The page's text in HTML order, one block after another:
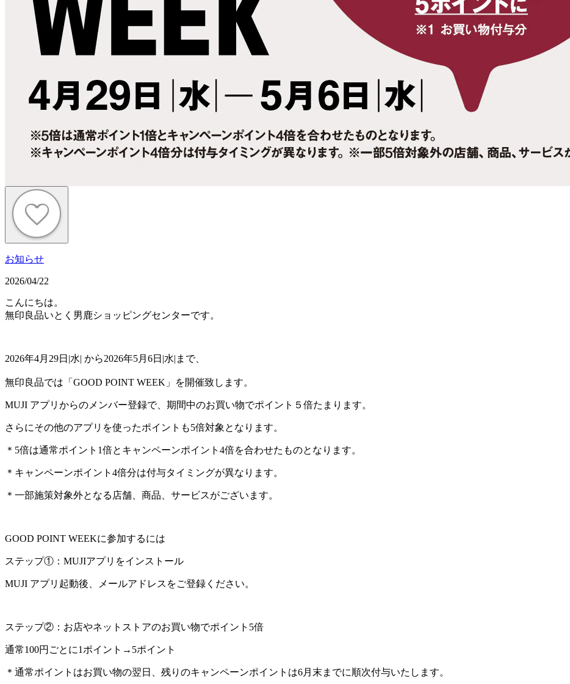
お知らせ
2026/04/22
こんにちは。
無印良品いとく男鹿ショッピングセンターです。
2026年4月29日|水| から2026年5月6日|水|まで、
無印良品では「GOOD POINT WEEK」を開催致します。
MUJI アプリからのメンバー登録で、期間中のお買い物でポイント５倍たまります。
さらにその他のアプリを使ったポイントも5倍対象となります。
＊5倍は通常ポイント1倍とキャンペーンポイント4倍を合わせたものとなります。
＊キャンペーンポイント4倍分は付与タイミングが異なります。
＊一部施策対象外となる店舗、商品、サービスがございます。
GOOD POINT WEEKに参加するには
ステップ①：MUJIアプリをインストール
MUJI アプリ起動後、メールアドレスをご登録ください。
ステップ②：お店やネットストアのお買い物でポイント5倍
通常100円ごとに1ポイント→5ポイント
＊通常ポイントはお買い物の翌日、残りのキャンペーンポイントは6月末までに順次付与いたします。